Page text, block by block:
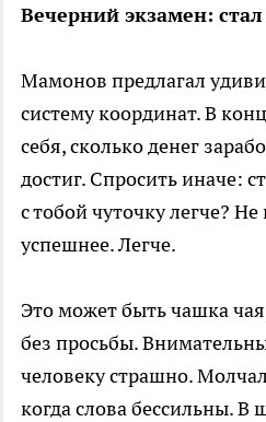
Вечерний экзамен:
Мамонов предлагал
систему координат. В
себя, сколько денег
достиг. Спросить иначе:
с тобой чуточку легче?
успешнее. Легче.
Это может быть чашка
без просьбы.
человеку страшно.
когда слова бессильны. В